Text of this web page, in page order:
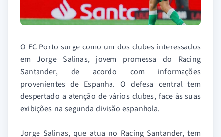
O FC Porto surge como um dos clubes interessados
em Jorge Salinas, jovem promessa do Racing
Santander, de acordo com informações
provenientes de Espanha. O defesa central tem
despertado a atenção de vários clubes, face às suas
exibições na segunda divisão espanhola.
Jorge Salinas, que atua no Racing Santander, tem